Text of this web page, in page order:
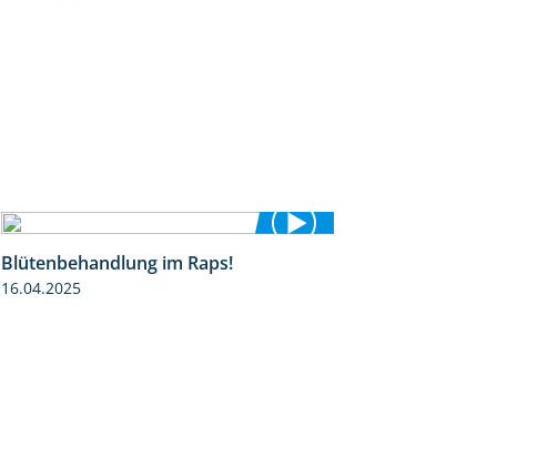
Blütenbehandlung im Raps!
16.04.2025